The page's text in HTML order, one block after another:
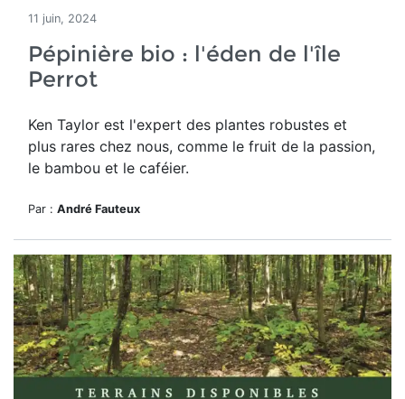
11 juin, 2024
Pépinière bio : l'éden de l'île
Perrot
Ken Taylor est l'expert des plantes robustes et
plus rares chez nous, comme le fruit de la passion,
le bambou et le caféier.
Par : André Fauteux